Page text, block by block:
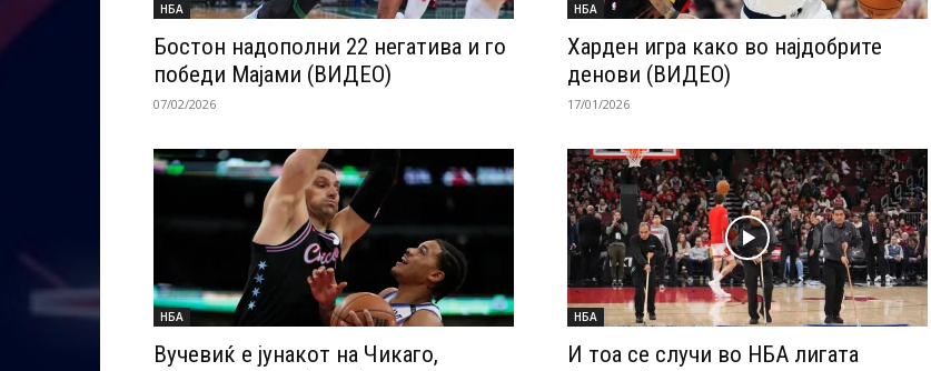
НБА
Бостон надополни 22 негатива и го
победи Мајами (ВИДЕО)
07/02/2026
НБА
Харден игра како во најдобрите
денови (ВИДЕО)
17/01/2026
НБА
Вучевиќ е јунакот на Чикаго,
НБА
И тоа се случи во НБА лигата